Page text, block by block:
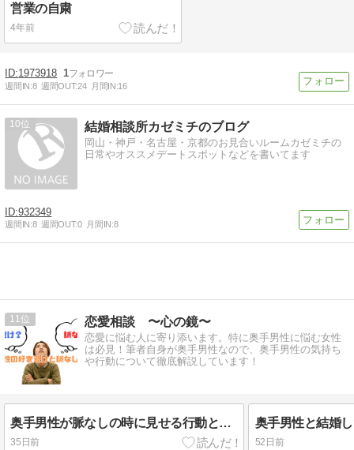
営業の自粛
4年前
1973918 1
週間IN:8 週間OUT:24 月間IN:16
10 結婚相談所カゼミチのブログ
岡山・神戸・名古屋・京都のお見合いルームカゼミチの
日常やオススメデートスポットなどを書いてます
932349
週間IN:8 週間OUT:0 月間IN:8
11 恋愛相談 〜心の鏡〜
恋愛に悩む人に寄り添います。特に奥手男性に悩む女性
は必見！筆者自身が奥手男性なので、奥手男性の気持ち
や行動について徹底解説しています！
奥手男性が脈なしの時に見せる行動とは？好き避けとの違いを分かりやすく解説！
35日前 52日前